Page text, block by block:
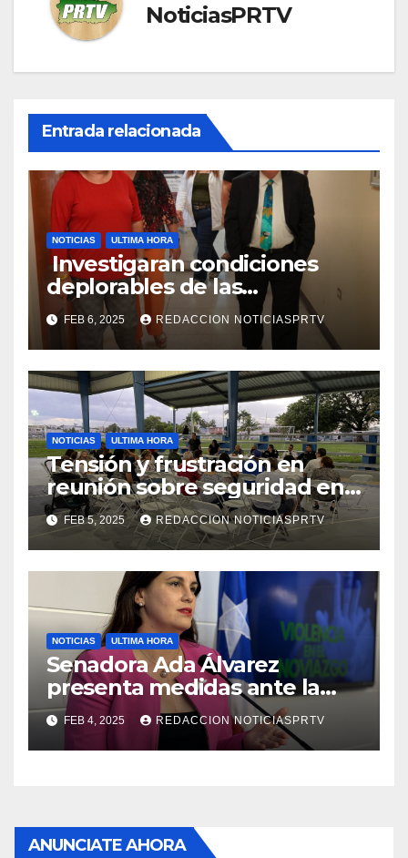
NoticiasPRTV
Entrada relacionada
NOTICIAS ULTIMA HORA
Investigaran condiciones
deplorables de las
facilidades el Departamento
de la Salud en Mayagüez
FEB 6, 2025 REDACCION NOTICIASPRTV
NOTICIAS ULTIMA HORA
Tensión y frustración en
reunión sobre seguridad en
Reparto Metropolitano
FEB 5, 2025 REDACCION NOTICIASPRTV
NOTICIAS ULTIMA HORA
Senadora Ada Álvarez
presenta medidas ante la
violencia en el noviazgo
FEB 4, 2025 REDACCION NOTICIASPRTV
ANUNCIATE AHORA